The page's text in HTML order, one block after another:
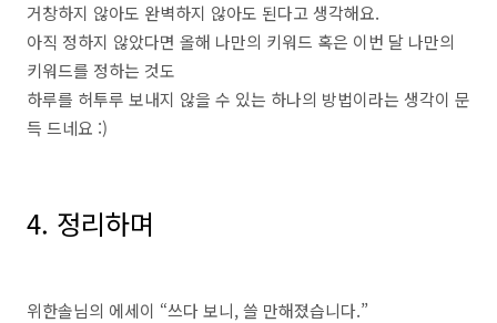
거창하지 않아도 완벽하지 않아도 된다고 생각해요.
아직 정하지 않았다면 올해 나만의 키워드 혹은 이번 달 나만의
키워드를 정하는 것도
하루를 허투루 보내지 않을 수 있는 하나의 방법이라는 생각이 문
득 드네요 :)
4. 정리하며
위한솔님의 에세이 “쓰다 보니, 쓸 만해졌습니다.”